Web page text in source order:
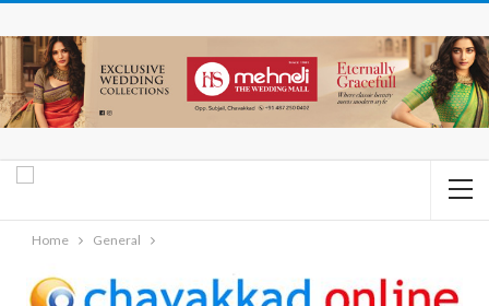
Home General